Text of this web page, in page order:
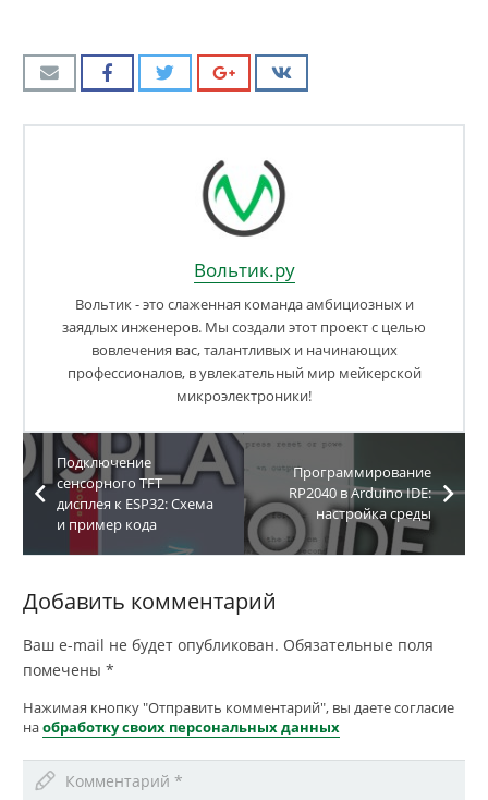
Вольтик.ру
Вольтик - это слаженная команда амбициозных и
заядлых инженеров. Мы создали этот проект с целью
вовлечения вас, талантливых и начинающих
профессионалов, в увлекательный мир мейкерской
микроэлектроники!
Подключение
сенсорного TFT
дисплея к ESP32: Схема
и пример кода
Программирование
RP2040 в Arduino IDE:
настройка среды
Добавить комментарий
Ваш e-mail не будет опубликован. Обязательные поля
помечены *
Нажимая кнопку "Отправить комментарий", вы даете согласие
наобработку своих персональных данных